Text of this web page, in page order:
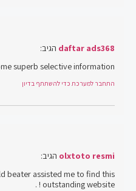
daftar ads368 הגיב:
superb selective information.
התחבר למערכת כדי להשתתף בדיון
olxtoto resmi הגיב:
beater assisted me to find this
outstanding website ! .